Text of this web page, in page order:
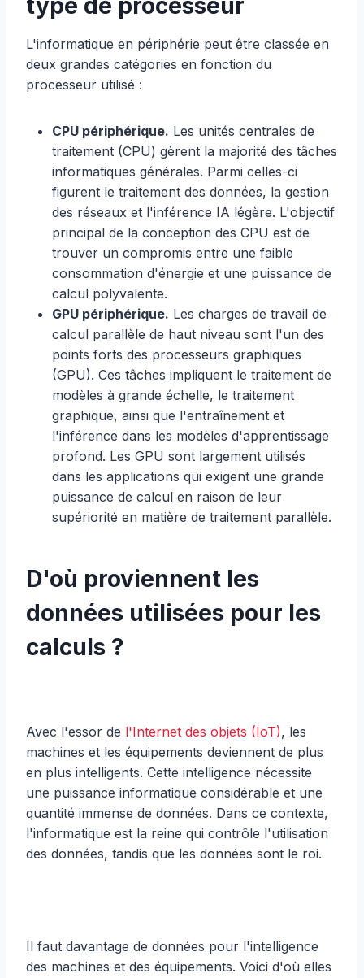
type de processeur
L'informatique en périphérie peut être classée en
deux grandes catégories en fonction du
processeur utilisé :
CPU périphérique. Les unités centrales de
traitement (CPU) gèrent la majorité des tâches
informatiques générales. Parmi celles-ci
figurent le traitement des données, la gestion
des réseaux et l'inférence IA légère. L'objectif
principal de la conception des CPU est de
trouver un compromis entre une faible
consommation d'énergie et une puissance de
calcul polyvalente.
GPU périphérique. Les charges de travail de
calcul parallèle de haut niveau sont l'un des
points forts des processeurs graphiques
(GPU). Ces tâches impliquent le traitement de
modèles à grande échelle, le traitement
graphique, ainsi que l'entraînement et
l'inférence dans les modèles d'apprentissage
profond. Les GPU sont largement utilisés
dans les applications qui exigent une grande
puissance de calcul en raison de leur
supériorité en matière de traitement parallèle.
D'où proviennent les
données utilisées pour les
calculs ?
Avec l'essor de l'Internet des objets (IoT), les
machines et les équipements deviennent de plus
en plus intelligents. Cette intelligence nécessite
une puissance informatique considérable et une
quantité immense de données. Dans ce contexte,
l'informatique est la reine qui contrôle l'utilisation
des données, tandis que les données sont le roi.
Il faut davantage de données pour l'intelligence
des machines et des équipements. Voici d'où elles